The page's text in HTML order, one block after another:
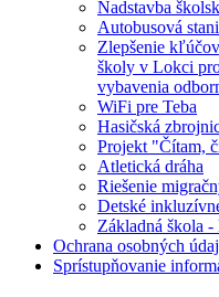
Nadstavba
Autobusová
Zlepšenie
školy v Lokci
vybavenia
WiFi pre Teba
Hasičská
Projekt "Čítam,
Atletická dráha
Riešenie
Detské
Základná škola
Ochrana osobných
Sprístupňovanie